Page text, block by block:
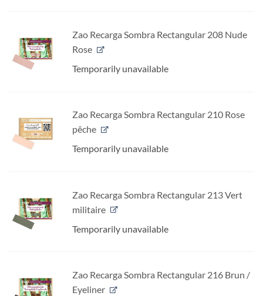
Zao Recarga Sombra Rectangular 208 Nude
Rose
Temporarily unavailable
Zao Recarga Sombra Rectangular 210 Rose
pêche
Temporarily unavailable
Zao Recarga Sombra Rectangular 213 Vert
militaire
Temporarily unavailable
Zao Recarga Sombra Rectangular 216 Brun /
Eyeliner